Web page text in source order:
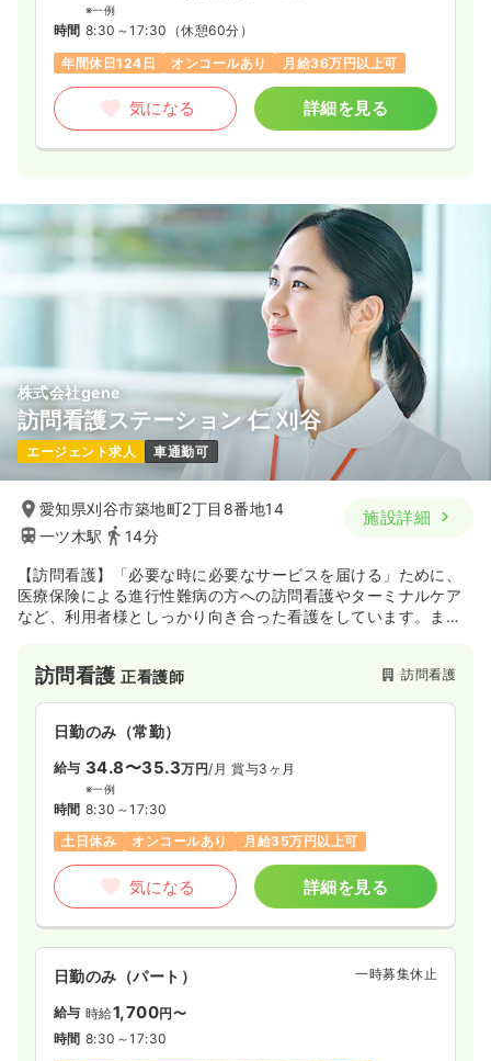
※一例
時間 8:30～17:30 （休憩60分）
年間休日124日
オンコールあり 月給36万円以上可
気になる 詳細を見る
株式会社gene
訪問看護ステーション 仁 刈谷
エージェント求人 車通勤可
愛知県刈谷市築地町2丁目8番地14
一ツ木駅
14分
施設詳細
【訪問看護】「必要な時に必要なサービスを届ける」ために、
医療保険による進行性難病の方への訪問看護やターミナルケア
など、利用者様としっかり向き合った看護をしています。ま
訪問看護正看護師 訪問看護
日勤のみ（常勤）
給与 34.8〜35.3万円/月 賞与3ヶ月
※一例
時間 8:30～17:30
土日休み
オンコールあり 月給35万円以上可
気になる 詳細を見る
日勤のみ（パート） 一時募集休止
給与 時給1,700円〜
時間 8:30～17:30